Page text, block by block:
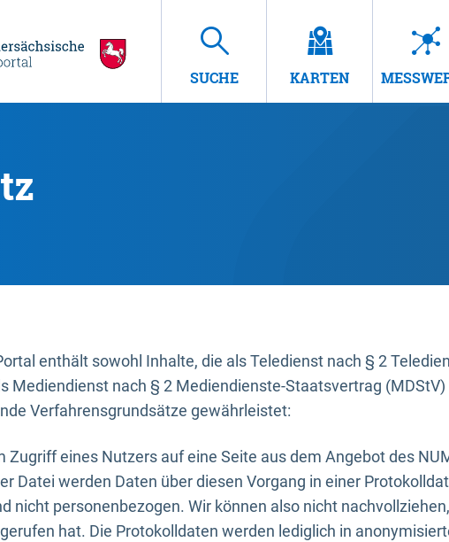
SUCHE KARTEN
enthält sowohl Inhalte, die als Teledienst nach § 2
Mediendienst nach § 2 Mediendienste-Staatsvertrag
Verfahrensgrundsätze gewährleistet:
Zugriff eines Nutzers auf eine Seite aus dem Angebot des
Datei werden Daten über diesen Vorgang in einer
nicht personenbezogen. Wir können also nicht
hat. Die Protokolldaten werden lediglich in